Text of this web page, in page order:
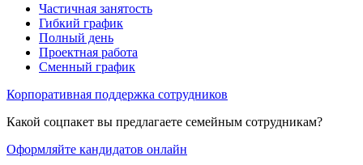
Частичная занятость
Гибкий график
Полный день
Проектная работа
Сменный график
Корпоративная поддержка сотрудников
Какой соцпакет вы предлагаете семейным сотрудникам?
Оформляйте кандидатов онлайн